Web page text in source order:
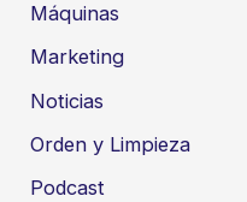
Máquinas
Marketing
Noticias
Orden y Limpieza
Podcast